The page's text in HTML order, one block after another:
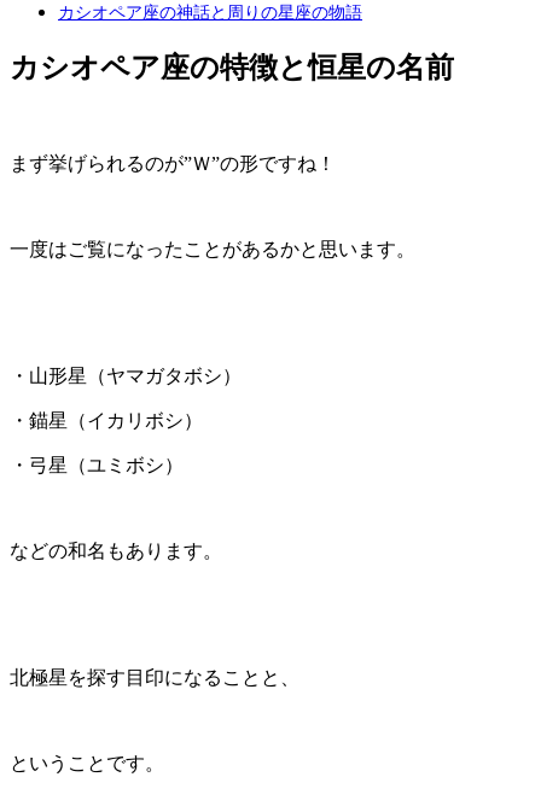
カシオペア座の神話と周りの星座の物語
カシオペア座の特徴と恒星の名前
まず挙げられるのが”Ｗ”の形ですね！
一度はご覧になったことがあるかと思います。
・山形星（ヤマガタボシ）
・錨星（イカリボシ）
・弓星（ユミボシ）
などの和名もあります。
北極星を探す目印になることと、
ということです。